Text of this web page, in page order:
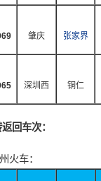
肇庆 张家界
深圳西 铜仁
回车次：
火车：